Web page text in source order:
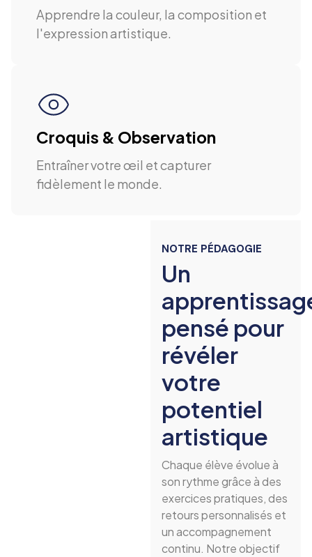
Apprendre la couleur, la composition et
l'expression artistique.
Croquis & Observation
Entraîner votre œil et capturer
fidèlement le monde.
NOTRE PÉDAGOGIE
Un
pensé pour
révéler
votre
potentiel
artistique
Chaque élève évolue à
son rythme grâce à des
exercices pratiques, des
retours personnalisés et
un accompagnement
continu. Notre objectif